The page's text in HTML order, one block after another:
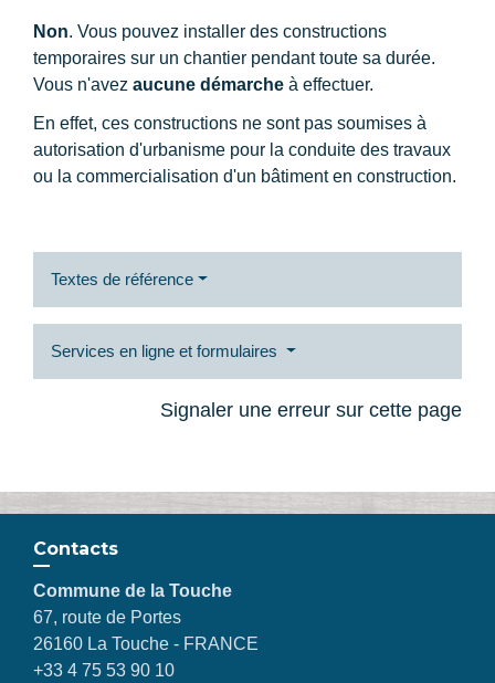
Non. Vous pouvez installer des constructions
temporaires sur un chantier pendant toute sa durée.
Vous n'avez aucune démarche à effectuer.
En effet, ces constructions ne sont pas soumises à
autorisation d'urbanisme pour la conduite des travaux
ou la commercialisation d'un bâtiment en construction.
Textes de référence
Services en ligne et formulaires
Signaler une erreur sur cette page
Contacts
Commune de la Touche
67, route de Portes
26160 La Touche - FRANCE
+33 4 75 53 90 10